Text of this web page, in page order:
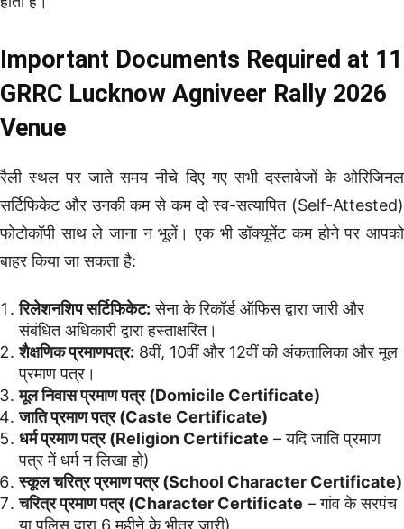
Important Documents Required at 11
GRRC Lucknow Agniveer Rally 2026
Venue
रैली स्थल पर जाते समय नीचे दिए गए सभी दस्तावेजों के ओरिजिनल
सर्टिफिकेट और उनकी कम से कम दो स्व-सत्यापित (Self-Attested)
फोटोकॉपी साथ ले जाना न भूलें। एक भी डॉक्यूमेंट कम होने पर आपको
बाहर किया जा सकता है:
रिलेशनशिप सर्टिफिकेट: सेना के रिकॉर्ड ऑफिस द्वारा जारी और
संबंधित अधिकारी द्वारा हस्ताक्षरित।
शैक्षणिक प्रमाणपत्र: 8वीं, 10वीं और 12वीं की अंकतालिका और मूल
प्रमाण पत्र।
मूल निवास प्रमाण पत्र (Domicile Certificate)
जाति प्रमाण पत्र (Caste Certificate)
धर्म प्रमाण पत्र (Religion Certificate – यदि जाति प्रमाण
पत्र में धर्म न लिखा हो)
स्कूल चरित्र प्रमाण पत्र (School Character Certificate)
चरित्र प्रमाण पत्र (Character Certificate – गांव के सरपंच
या पुलिस द्वारा 6 महीने के भीतर जारी)